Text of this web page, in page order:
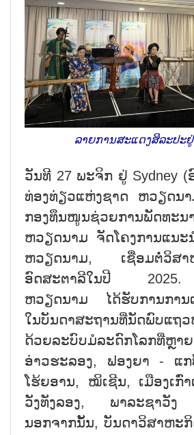
ລາຍການສະແດງສິລະປະຢູ່
ວັນທີ 27 ພະຈິກ ຢູ່ Sydney
ທ່ອງທ່ຽວແຫ່ງຊາດ ຫວຽດນ
ກອງທຶນໜູນຊ່ວຍການພັດທະນ
ຫວຽດນາມ ຈັດໂຄງການແນະ
ຫວຽດນາມ, ເຊື່ອມຕໍ່ວິສາ
ອົດສະຕາລີໃນປີ
ຫວຽດນາມ ໄດ້ຮັບການການ
ໃນບັນດາສະຖານທີ່ນັດພົບແຖ
ດ້ວຍລະບົບມໍລະດົກໂລກທີ່ຫຼາ
ອ່າວຮະລອງ, ຟອງຍາ - ແກ
ໂຮ້ຍອານ, ໝິເຊີນ, ເມືອງເກົ່
ວັງທັງລອງ, ພາລະຊາວັງ
ນອກຈາກນັ້ນ, ບັນດາວິສາຫະ